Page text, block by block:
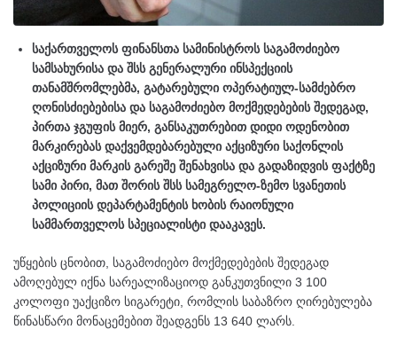
საქართველოს ფინანსთა სამინისტროს საგამოძიებო
სამსახურისა და შსს გენერალური ინსპექციის
თანამშრომლებმა, გატარებული ოპერატიულ-სამძებრო
ღონისძიებებისა და საგამოძიებო მოქმედებების შედეგად,
პირთა ჯგუფის მიერ, განსაკუთრებით დიდი ოდენობით
მარკირებას დაქვემდებარებული აქციზური საქონლის
აქციზური მარკის გარეშე შენახვისა და გადაზიდვის ფაქტზე
სამი პირი, მათ შორის შსს სამეგრელო-ზემო სვანეთის
პოლიციის დეპარტამენტის ხობის რაიონული
სამმართველოს სპეციალისტი დააკავეს.
უწყების ცნობით, საგამოძიებო მოქმედებების შედეგად
ამოღებულ იქნა სარეალიზაციოდ განკუთვნილი 3 100
კოლოფი უაქციზო სიგარეტი, რომლის საბაზრო ღირებულება
წინასწარი მონაცემებით შეადგენს 13 640 ლარს.